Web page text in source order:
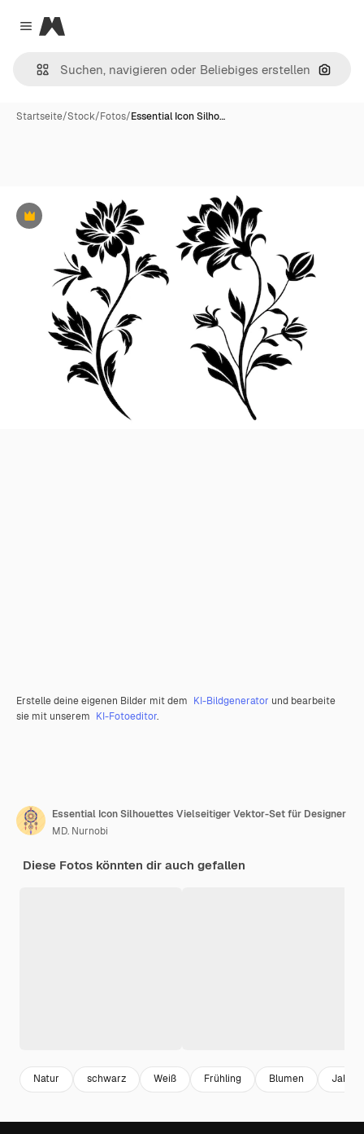
Close menu
Magnific
Nach
Startseite/Stock/Fotos/Essential Icon Silho…
Premium
Erstelle deine eigenen Bilder mit dem KI-Bildgenerator und bearbeite
sie mit unserem KI-Fotoeditor.
Essential Icon Silhouettes Vielseitiger Vektor-Set für Designer
MD. Nurnobi
Diese Fotos könnten dir auch gefallen
Natur schwarz Weiß Frühling Blumen